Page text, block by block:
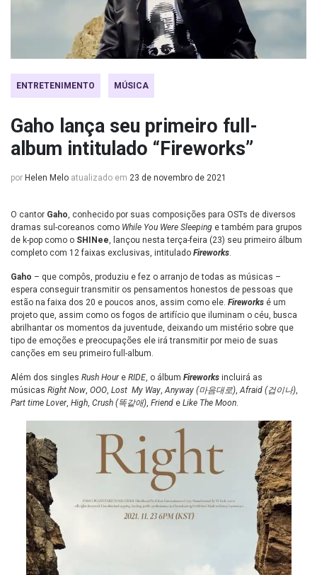
ENTRETENIMENTO MÚSICA
Gaho lança seu primeiro full-
album intitulado “Fireworks”
por Helen Melo atualizado em 23 de novembro de 2021
O cantor Gaho , conhecido por suas composições para OSTs de diversos
dramas sul-coreanos como While You Were Sleeping e também para grupos
de k-pop como o SHINee , lançou nesta terça-feira (23) seu primeiro álbum
completo com 12 faixas exclusivas, intitulado Fireworks
Gaho – que compôs, produziu e fez o arranjo de todas as músicas –
espera conseguir transmitir os pensamentos honestos de pessoas que
estão na faixa dos 20 e poucos anos, assim como ele. Fireworks é um
projeto que, assim como os fogos de artifício que iluminam o céu, busca
abrilhantar os momentos da juventude, deixando um mistério sobre que
tipo de emoções e preocupações ele irá transmitir por meio de suas
canções em seu primeiro full-album.
Além dos singles Rush Houre RIDE , o álbum Fireworks incluirá as
músicas Right Now OOO Lost My Way Anyway (마음대로) Afraid (겁이나)
Part time Lover, High Crush (똑같애) Friend e Like The Moon